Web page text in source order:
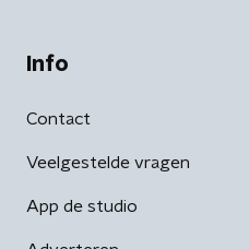
Info
Contact
Veelgestelde vragen
App de studio